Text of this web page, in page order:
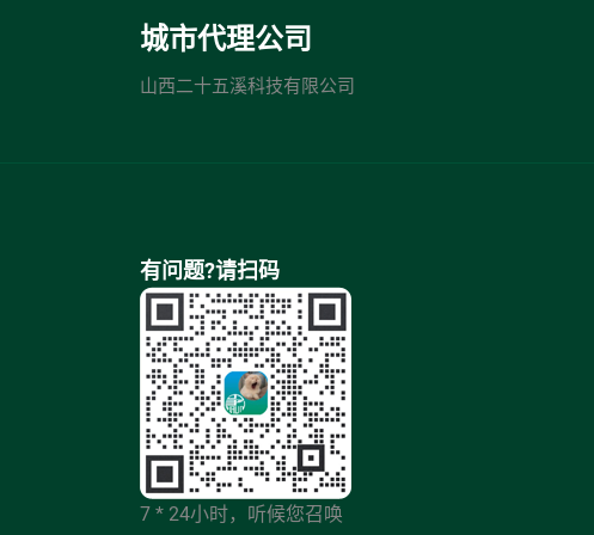
城市代理公司
山西二十五溪科技有限公司
有问题?请扫码
7 * 24小时，听候您召唤